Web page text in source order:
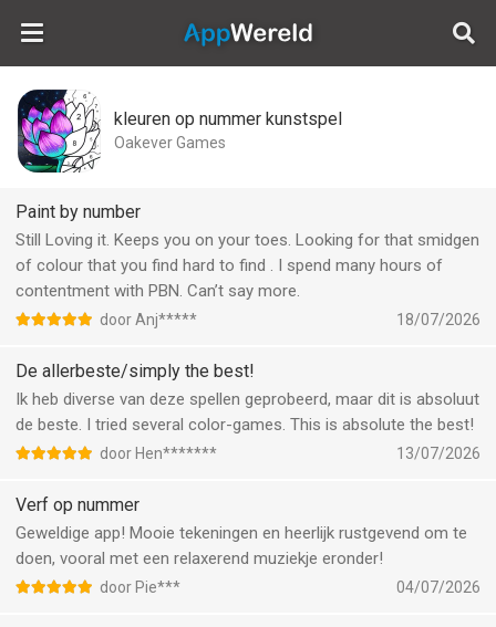
AppWereld
kleuren op nummer kunstspel
Oakever Games
Paint by number
Still Loving it. Keeps you on your toes. Looking for that smidgen
of colour that you find hard to find . I spend many hours of
contentment with PBN. Can’t say more.
door Anj***** 18/07/2026
De allerbeste/simply the best!
Ik heb diverse van deze spellen geprobeerd, maar dit is absoluut
de beste. I tried several color-games. This is absolute the best!
door Hen******* 13/07/2026
Verf op nummer
Geweldige app! Mooie tekeningen en heerlijk rustgevend om te
doen, vooral met een relaxerend muziekje eronder!
door Pie*** 04/07/2026